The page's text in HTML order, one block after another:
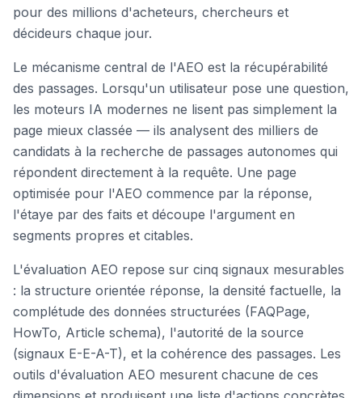
pour des millions d'acheteurs, chercheurs et
décideurs chaque jour.
Le mécanisme central de l'AEO est la récupérabilité
des passages. Lorsqu'un utilisateur pose une question,
les moteurs IA modernes ne lisent pas simplement la
page mieux classée — ils analysent des milliers de
candidats à la recherche de passages autonomes qui
répondent directement à la requête. Une page
optimisée pour l'AEO commence par la réponse,
l'étaye par des faits et découpe l'argument en
segments propres et citables.
L'évaluation AEO repose sur cinq signaux mesurables
: la structure orientée réponse, la densité factuelle, la
complétude des données structurées (FAQPage,
HowTo, Article schema), l'autorité de la source
(signaux E-E-A-T), et la cohérence des passages. Les
outils d'évaluation AEO mesurent chacune de ces